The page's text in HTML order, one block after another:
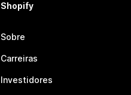
Shopify
Sobre
Carreiras
Investidores